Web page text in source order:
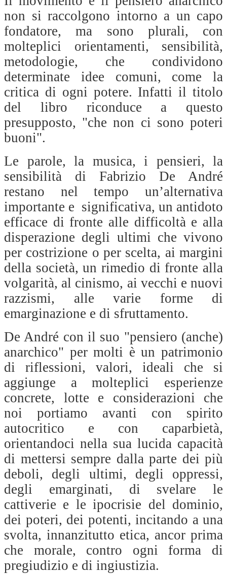
non si raccolgono intorno a un capo
fondatore, ma sono plurali, con
molteplici orientamenti, sensibilità,
metodologie, che condividono
determinate idee comuni, come la
critica di ogni potere. Infatti il titolo
del libro riconduce a questo
presupposto, "che non ci sono poteri
buoni".
Le parole, la musica, i pensieri, la
sensibilità di Fabrizio De André
restano nel tempo un’alternativa
importante e significativa, un antidoto
efficace di fronte alle difficoltà e alla
disperazione degli ultimi che vivono
per costrizione o per scelta, ai margini
della società, un rimedio di fronte alla
volgarità, al cinismo, ai vecchi e nuovi
razzismi, alle varie forme di
emarginazione e di sfruttamento.
De André con il suo "pensiero (anche)
anarchico" per molti è un patrimonio
di riflessioni, valori, ideali che si
aggiunge a molteplici esperienze
concrete, lotte e considerazioni che
noi portiamo avanti con spirito
autocritico e con caparbietà,
orientandoci nella sua lucida capacità
di mettersi sempre dalla parte dei più
deboli, degli ultimi, degli oppressi,
degli emarginati, di svelare le
cattiverie e le ipocrisie del dominio,
dei poteri, dei potenti, incitando a una
svolta, innanzitutto etica, ancor prima
che morale, contro ogni forma di
pregiudizio e di ingiustizia.